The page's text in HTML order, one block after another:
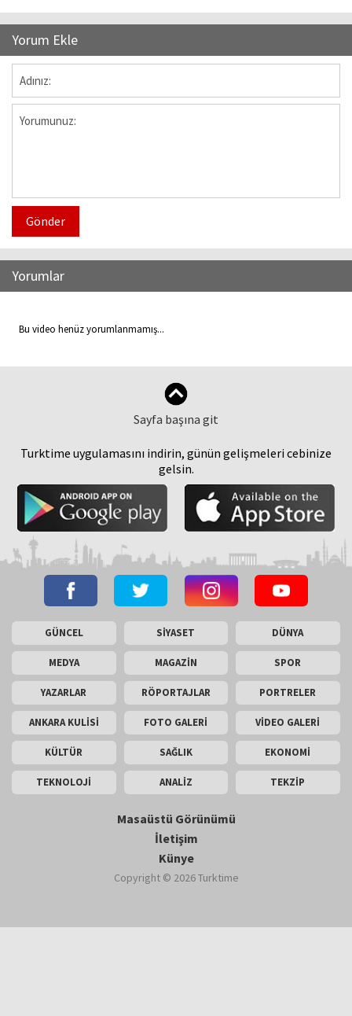
Yorum Ekle
Gönder
Yorumlar
Bu video henüz yorumlanmamış...
Sayfa başına git
Turktime uygulamasını indirin, günün gelişmeleri cebinize
gelsin.
GÜNCEL SİYASET DÜNYA
MEDYA MAGAZİN SPOR
YAZARLAR RÖPORTAJLAR PORTRELER
ANKARA KULİSİ FOTO GALERİ VİDEO GALERİ
KÜLTÜR SAĞLIK EKONOMİ
TEKNOLOJİ ANALİZ TEKZİP
Masaüstü Görünümü
İletişim
Künye
Copyright © 2026 Turktime